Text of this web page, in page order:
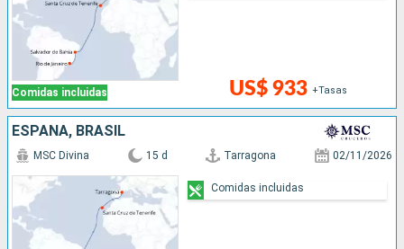
Comidas incluidas US$ 933 +Tasas
ESPAÑA, BRASIL
MSC Divina 15 d Tarragona 02/11/2026
Comidas incluidas